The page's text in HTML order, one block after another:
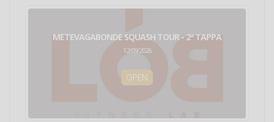
METEVAGABONDE SQUASH TOUR - 2ª TAPPA
12/09/2026
OPEN